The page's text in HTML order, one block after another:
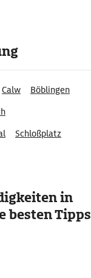
Calw
Böblingen
Schloßplatz
in
besten Tipps